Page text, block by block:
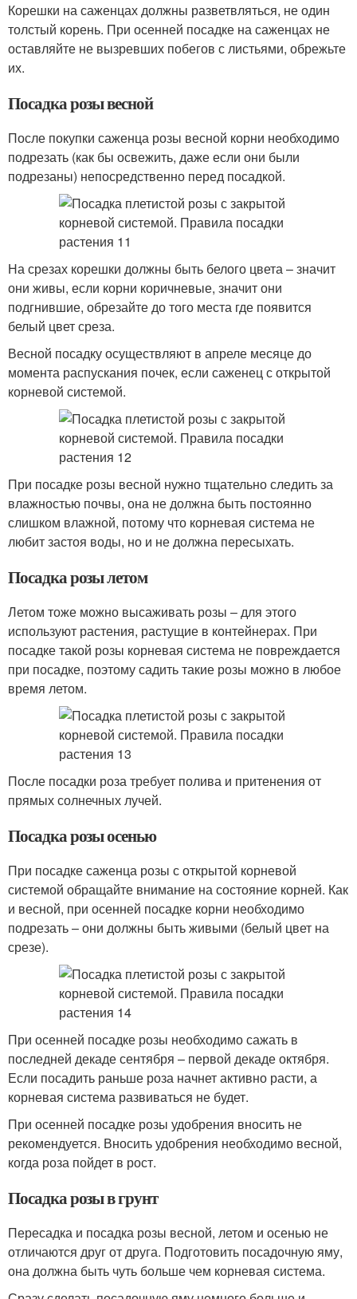
Корешки на саженцах должны разветвляться, не один
толстый корень. При осенней посадке на саженцах не
оставляйте не вызревших побегов с листьями, обрежьте
их.
Посадка розы весной
После покупки саженца розы весной корни необходимо
подрезать (как бы освежить, даже если они были
подрезаны) непосредственно перед посадкой.
На срезах корешки должны быть белого цвета – значит
они живы, если корни коричневые, значит они
подгнившие, обрезайте до того места где появится
белый цвет среза.
Весной посадку осуществляют в апреле месяце до
момента распускания почек, если саженец с открытой
корневой системой.
При посадке розы весной нужно тщательно следить за
влажностью почвы, она не должна быть постоянно
слишком влажной, потому что корневая система не
любит застоя воды, но и не должна пересыхать.
Посадка розы летом
Летом тоже можно высаживать розы – для этого
используют растения, растущие в контейнерах. При
посадке такой розы корневая система не повреждается
при посадке, поэтому садить такие розы можно в любое
время летом.
После посадки роза требует полива и притенения от
прямых солнечных лучей.
Посадка розы осенью
При посадке саженца розы с открытой корневой
системой обращайте внимание на состояние корней. Как
и весной, при осенней посадке корни необходимо
подрезать – они должны быть живыми (белый цвет на
срезе).
При осенней посадке розы необходимо сажать в
последней декаде сентября – первой декаде октября.
Если посадить раньше роза начнет активно расти, а
корневая система развиваться не будет.
При осенней посадке розы удобрения вносить не
рекомендуется. Вносить удобрения необходимо весной,
когда роза пойдет в рост.
Посадка розы в грунт
Пересадка и посадка розы весной, летом и осенью не
отличаются друг от друга. Подготовить посадочную яму,
она должна быть чуть больше чем корневая система.